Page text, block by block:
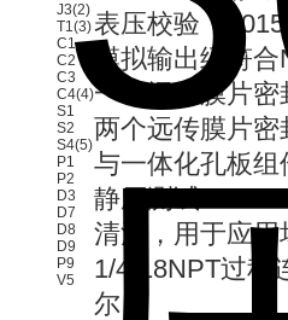
J3(2)
T1(3)
C1
C2
C3
C4(4)
S1
S2
S4(5)
P1
P2
D3
D7
D8
D9
P9
V5
表压校验（
模拟输出级符
一个远传膜片密
两个远传膜片密
与一体化孔板组
静压测试
清洗，用于应用
1/4-18NPT过程
尔）